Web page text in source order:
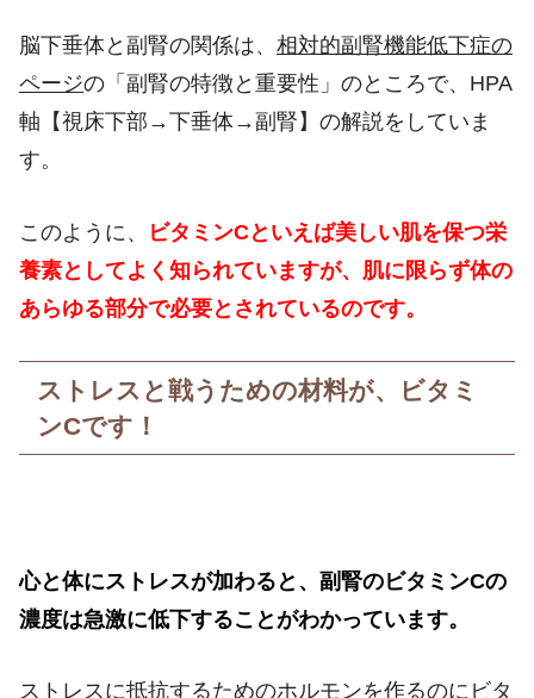
脳下垂体と副腎の関係は、 相対的副腎機能低下症の
ページの「副腎の特徴と重要性」のところで、HPA
軸【視床下部→下垂体→副腎】の解説をしていま
す。
このように、
ビタミンCといえば美しい肌を保つ栄
養素としてよく知られていますが、肌に限らず体の
あらゆる部分で必要とされているのです。
ストレスと戦うための材料が、ビタミ
ンCです！
心と体にストレスが加わると、副腎のビタミンCの
濃度は急激に低下することがわかっています。
ストレスに抵抗するためのホルモンを作るのにビタ